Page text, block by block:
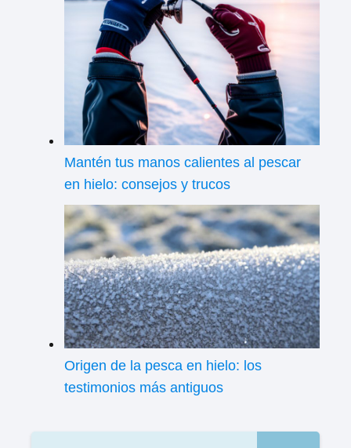
Mantén tus manos calientes al pescar
en hielo: consejos y trucos
Origen de la pesca en hielo: los
testimonios más antiguos